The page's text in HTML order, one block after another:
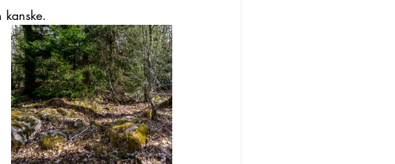
kanske.